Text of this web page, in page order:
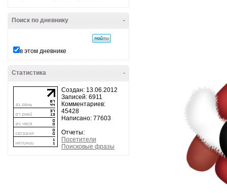
-
Поиск по дневнику
в этом дневнике
-
Статистика
Создан: 13.06.2012
Записей: 6911
Комментариев:
45428
Написано: 77603
Отчеты:
Посетители
Поисковые фразы